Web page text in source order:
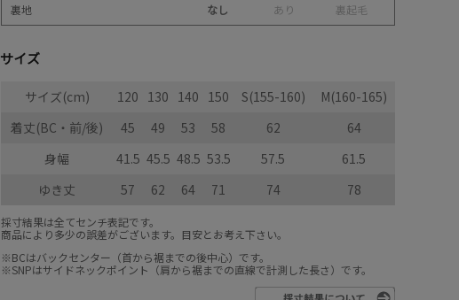
裏地
なし あ り 裏起毛
サイズ
サイズ(cm) 120 130 140 150 S(155-160)
M(160-165)
着丈(BC・前/後)
45 49 53 58 62
64
身幅
41.5 45.5 48.5 53.5 57.5
61.5
ゆき丈
57 62 64 71 74 78
採寸結果は全てセンチ表記です。
商品により多少の誤差がございます。目安とお考え下さい。
※BCはバックセンター（首から裾までの後中心）です。
※SNPはサイドネックポイント（肩から裾までの直線で計測した長さ）です。